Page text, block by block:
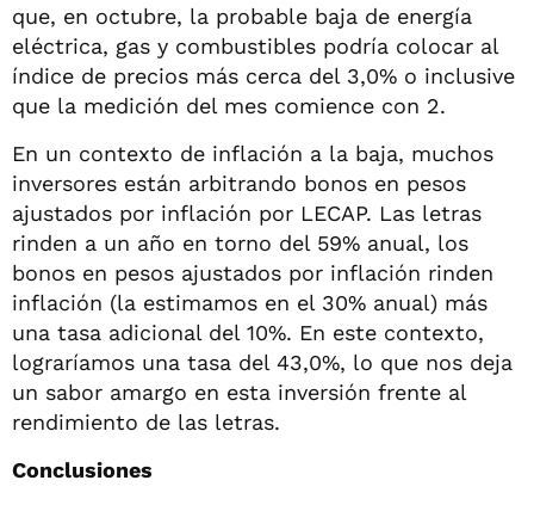
que, en octubre, la probable baja de energía
eléctrica, gas y combustibles podría colocar al
índice de precios más cerca del 3,0% o inclusive
que la medición del mes comience con 2.
En un contexto de inflación a la baja, muchos
inversores están arbitrando bonos en pesos
ajustados por inflación por LECAP. Las letras
rinden a un año en torno del 59% anual, los
bonos en pesos ajustados por inflación rinden
inflación (la estimamos en el 30% anual) más
una tasa adicional del 10%. En este contexto,
lograríamos una tasa del 43,0%, lo que nos deja
un sabor amargo en esta inversión frente al
rendimiento de las letras.
Conclusiones